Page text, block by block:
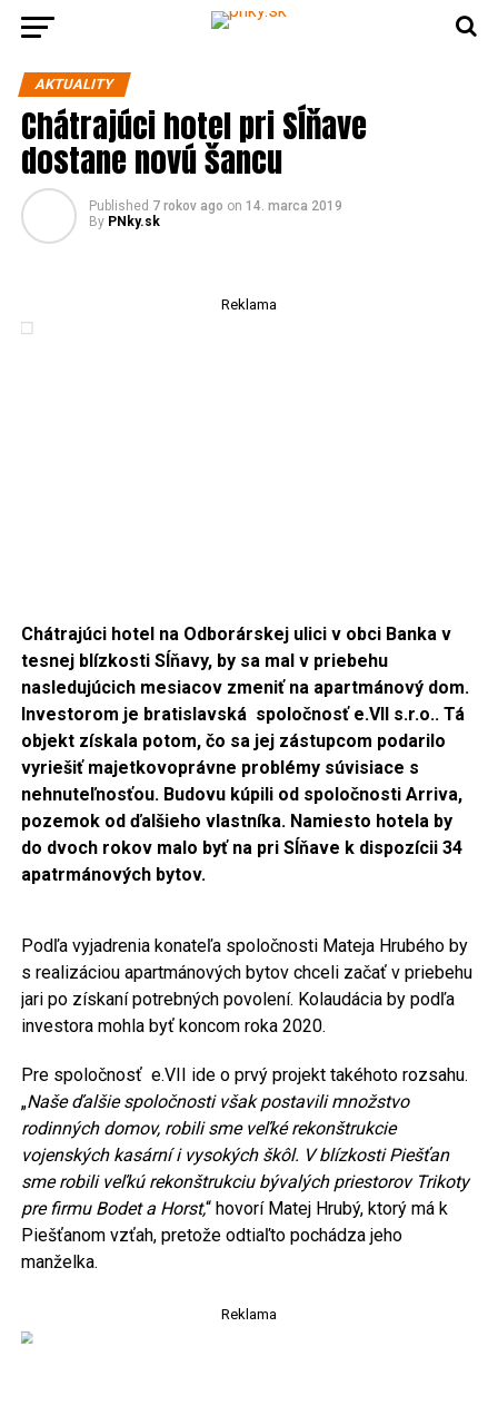
AKTUALITY
Chátrajúci hotel pri Sĺňave
dostane novú šancu
Published 7 rokov ago on 14. marca 2019
By PNky.sk
Reklama
Chátrajúci hotel na Odborárskej ulici v obci Banka v
tesnej blízkosti Sĺňavy, by sa mal v priebehu
nasledujúcich mesiacov zmeniť na apartmánový dom.
Investorom je bratislavská spoločnosť e.VII s.r.o.. Tá
objekt získala potom, čo sa jej zástupcom podarilo
vyriešiť majetkovoprávne problémy súvisiace s
nehnuteľnosťou. Budovu kúpili od spoločnosti Arriva,
pozemok od ďalšieho vlastníka. Namiesto hotela by
do dvoch rokov malo byť na pri Sĺňave k dispozícii 34
apatrmánových bytov.
Podľa vyjadrenia konateľa spoločnosti Mateja Hrubého by
s realizáciou apartmánových bytov chceli začať v priebehu
jari po získaní potrebných povolení. Kolaudácia by podľa
investora mohla byť koncom roka 2020.
Pre spoločnosť e.VII ide o prvý projekt takéhoto rozsahu.
„Naše ďalšie spoločnosti však postavili množstvo
rodinných domov, robili sme veľké rekonštrukcie
vojenských kasární i vysokých škôl. V blízkosti Piešťan
sme robili veľkú rekonštrukciu bývalých priestorov Trikoty
pre firmu Bodet a Horst,“ hovorí Matej Hrubý, ktorý má k
Piešťanom vzťah, pretože odtiaľto pochádza jeho
manželka.
Reklama